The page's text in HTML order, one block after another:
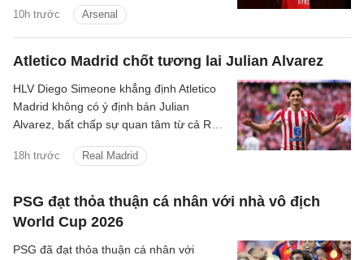
10h trước Arsenal
tạo nên những điều lớn lao.
Atletico Madrid chốt tương lai Julian Alvarez
18h trước Real Madrid
HLV Diego Simeone khẳng định Atletico
Madrid không có ý định bán Julian
Alvarez, bất chấp sự quan tâm từ cả Real
PSG đạt thỏa thuận cá nhân với nhà vô địch
World Cup 2026
PSG đã đạt thỏa thuận cá nhân với